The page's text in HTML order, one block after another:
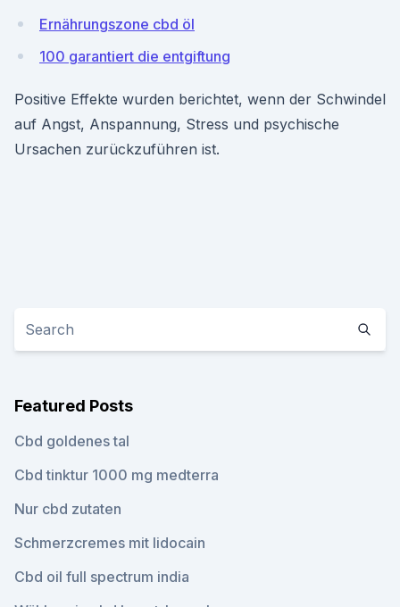
Ernährungszone cbd öl
100 garantiert die entgiftung
Positive Effekte wurden berichtet, wenn der Schwindel
auf Angst, Anspannung, Stress und psychische
Ursachen zurückzuführen ist.
Featured Posts
Cbd goldenes tal
Cbd tinktur 1000 mg medterra
Nur cbd zutaten
Schmerzcremes mit lidocain
Cbd oil full spectrum india